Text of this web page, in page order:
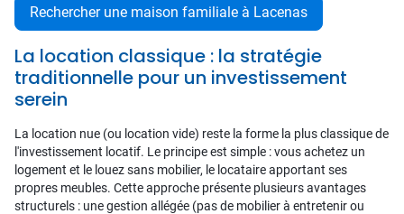
Rechercher une maison familiale à Lacenas
La location classique : la stratégie
traditionnelle pour un investissement
serein
La location nue (ou location vide) reste la forme la plus classique de
l'investissement locatif. Le principe est simple : vous achetez un
logement et le louez sans mobilier, le locataire apportant ses
propres meubles. Cette approche présente plusieurs avantages
structurels : une gestion allégée (pas de mobilier à entretenir ou